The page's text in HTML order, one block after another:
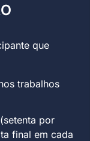
que
trabalhos
por
final em cada